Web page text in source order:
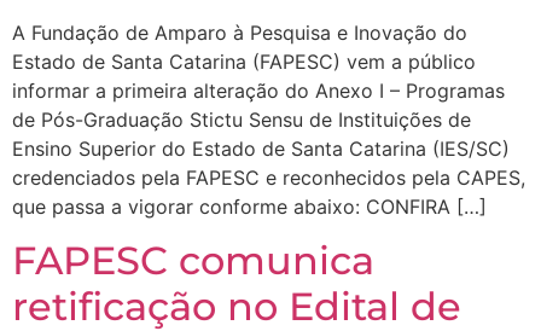
A Fundação de Amparo à Pesquisa e Inovação do
Estado de Santa Catarina (FAPESC) vem a público
informar a primeira alteração do Anexo I – Programas
de Pós-Graduação Stictu Sensu de Instituições de
Ensino Superior do Estado de Santa Catarina (IES/SC)
credenciados pela FAPESC e reconhecidos pela CAPES,
que passa a vigorar conforme abaixo: CONFIRA […]
FAPESC comunica
retificação no Edital de